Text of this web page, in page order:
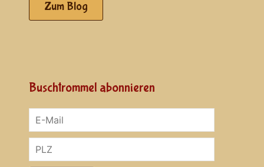
Zum Blog
Buschtrommel abonnieren